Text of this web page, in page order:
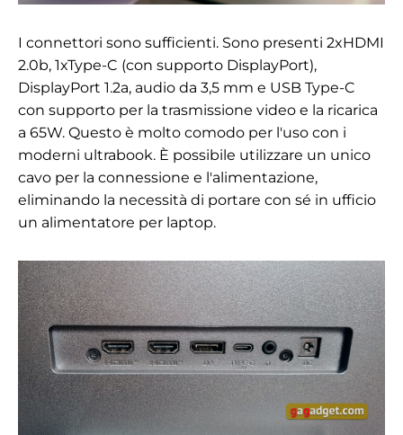
I connettori sono sufficienti. Sono presenti 2xHDMI
2.0b, 1xType-C (con supporto DisplayPort),
DisplayPort 1.2a, audio da 3,5 mm e USB Type-C
con supporto per la trasmissione video e la ricarica
a 65W. Questo è molto comodo per l'uso con i
moderni ultrabook. È possibile utilizzare un unico
cavo per la connessione e l'alimentazione,
eliminando la necessità di portare con sé in ufficio
un alimentatore per laptop.